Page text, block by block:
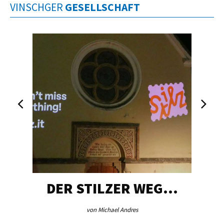
VINSCHGER GESELLSCHAFT
DER STILZER WEG…
von Michael Andres